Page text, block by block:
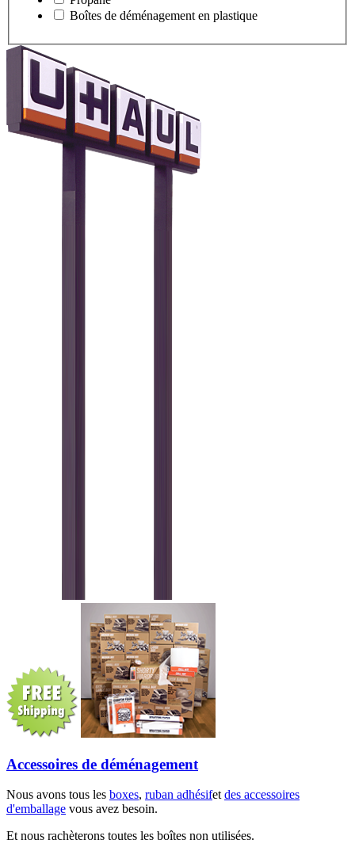
Boîtes de déménagement en plastique
Accessoires de déménagement
Nous avons tous les boxes, ruban adhésifetdes accessoires
d'emballage vous avez besoin.
Et nous rachèterons toutes les boîtes non utilisées.